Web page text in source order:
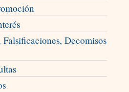
Decomisos